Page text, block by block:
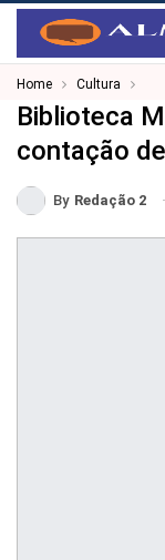
Home Cultura
Biblioteca
contação
By Redação 2